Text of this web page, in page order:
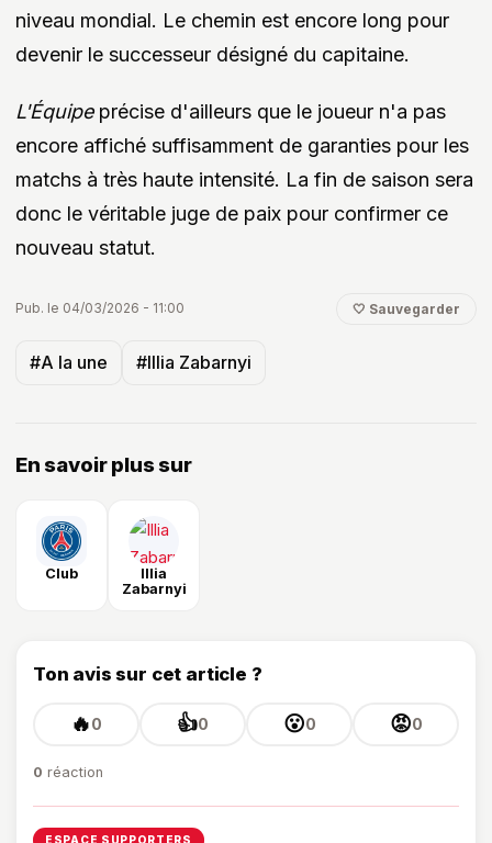
niveau mondial. Le chemin est encore long pour
devenir le successeur désigné du capitaine.
L'Équipeprécise d'ailleurs que le joueur n'a pas
encore affiché suffisamment de garanties pour les
matchs à très haute intensité. La fin de saison sera
donc le véritable juge de paix pour confirmer ce
nouveau statut.
Pub. le 04/03/2026 - 11:00 🤍 Sauvegarder
#A la une #Illia Zabarnyi
En savoir plus sur
Club
Illia
Zabarnyi
Ton avis sur cet article ?
🔥0 👍0 😮0 😡0
0 réaction
ESPACE SUPPORTERS